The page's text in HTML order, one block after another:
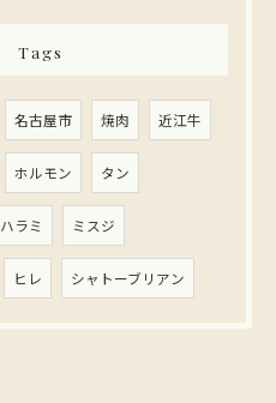
Tags
名古屋市 焼肉 近江牛
ホルモン タン
ハラミ ミスジ
ヒレ シャトーブリアン